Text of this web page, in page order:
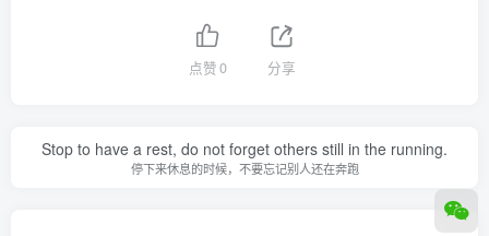
点赞0 分享
Stop to have a rest, do not forget others still in the running.
停下来休息的时候，不要忘记别人还在奔跑